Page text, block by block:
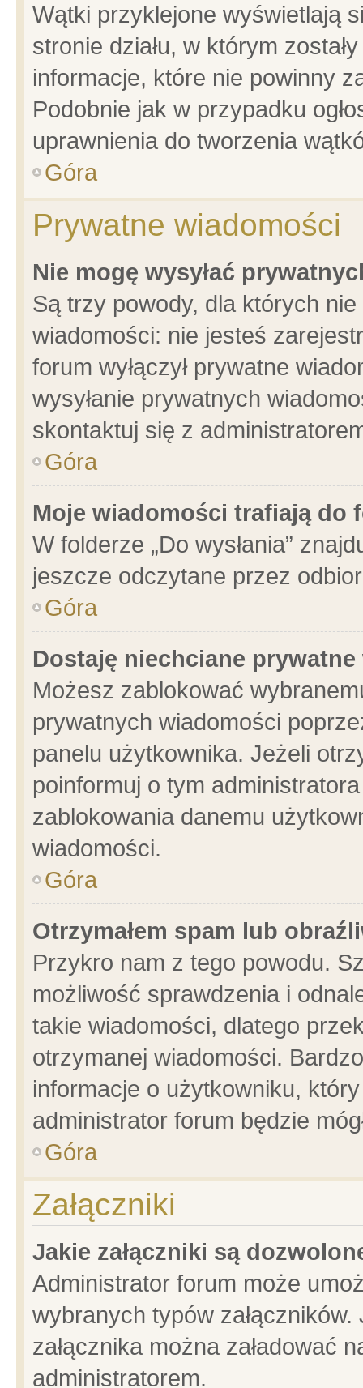
Wątki przyklejone wyświetlają
stronie działu, w którym
informacje, które nie powinny
Podobnie jak w przypadku
uprawnienia do tworzenia
Góra
Prywatne wiadomości
Nie mogę wysyłać
Są trzy powody, dla których
wiadomości: nie jesteś
forum wyłączył prywatne
wysyłanie prywatnych
skontaktuj się z
Góra
Moje wiadomości trafiają do
W folderze „Do wysłania”
jeszcze odczytane przez
Góra
Dostaję niechciane
Możesz zablokować
prywatnych wiadomości
panelu użytkownika. Jeżeli
poinformuj o tym
zablokowania danemu
wiadomości.
Góra
Otrzymałem spam lub
Przykro nam z tego powodu.
możliwość sprawdzenia i
takie wiadomości, dlatego
otrzymanej wiadomości.
informacje o użytkowniku,
administrator forum będzie
Góra
Załączniki
Jakie załączniki są
Administrator forum może
wybranych typów
załącznika można załadować
administratorem.